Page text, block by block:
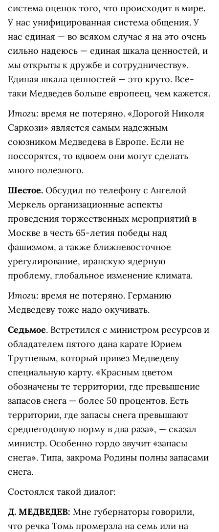
система оценок того, что происходит в мире.
У нас унифицированная система общения. У
нас единая — во всяком случае я на это очень
сильно надеюсь — единая шкала ценностей, и
мы открыты к дружбе и сотрудничеству».
Единая шкала ценностей — это круто. Все-
таки Медведев больше европеец, чем кажется.
Итоги: время не потеряно. «Дорогой Николя
Саркози» является самым надежным
союзником Медведева в Европе. Если не
поссорятся, то вдвоем они могут сделать
много полезного.
Шестое. Обсудил по телефону с Ангелой
Меркель организационные аспекты
проведения торжественных мероприятий в
Москве в честь 65-летия победы над
фашизмом, а также ближневосточное
урегулирование, иранскую ядерную
проблему, глобальное изменение климата.
Итоги: время не потеряно. Германию
Медведеву тоже надо окучивать.
Седьмое. Встретился с министром ресурсов и
обладателем пятого дана карате Юрием
Трутневым, который привез Медведеву
специальную карту. «Красным цветом
обозначены те территории, где превышение
запасов снега — более 50 процентов. Есть
территории, где запасы снега превышают
среднегодовую норму в два раза», — сказал
министр. Особенно гордо звучит «запасы
снега». Типа, закрома Родины полны запасами
снега.
Состоялся такой диалог:
Д. МЕДВЕДЕВ: Мне губернаторы говорили,
что речка Томь промерзла на семь или на